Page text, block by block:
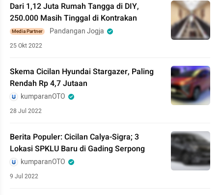
Dari 1,12 Juta Rumah Tangga di DIY,
250.000 Masih Tinggal di Kontrakan
Media Partner Pandangan Jogja
25 Okt 2022
Skema Cicilan Hyundai Stargazer, Paling
Rendah Rp 4,7 Jutaan
kumparanOTO
28 Jul 2022
Berita Populer: Cicilan Calya-Sigra; 3
Lokasi SPKLU Baru di Gading Serpong
kumparanOTO
9 Jul 2022